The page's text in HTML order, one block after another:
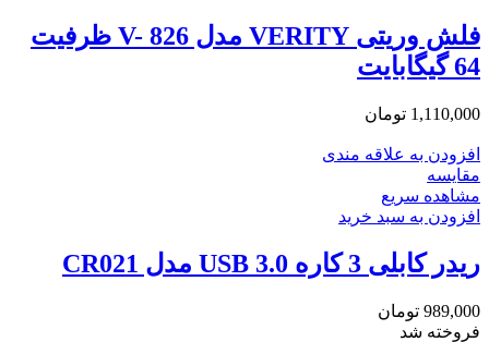
فلش وریتی VERITY مدل V- 826 ظرفیت
64 گیگابایت
1,110,000 تومان
افزودن به علاقه مندی
مقایسه
مشاهده سریع
افزودن به سبد خرید
ریدر کابلی 3 کاره USB 3.0 مدل CR021
989,000 تومان
فروخته شد